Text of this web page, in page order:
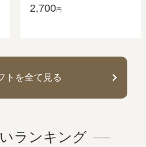
2,700円
トを全て見る
ランキング